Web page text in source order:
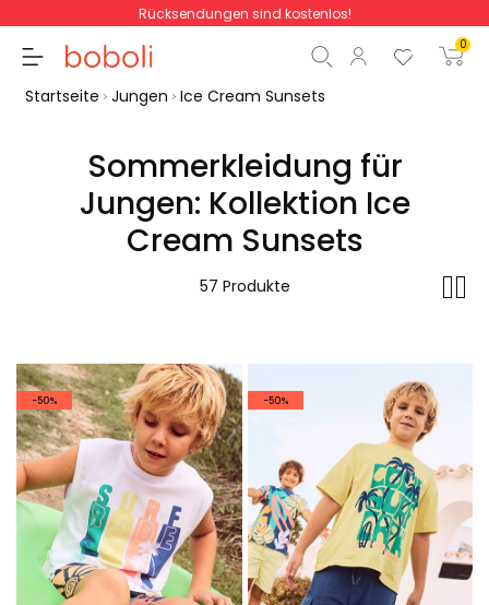
Rücksendungen sind kostenlos!
0
Zwischensumme
Gesamtbetrag
Start der Bestellung
Startseite Jungen Ice Cream Sunsets
Sommerkleidung für
Jungen: Kollektion Ice
Cream Sunsets
57 Produkte
-50% -50%